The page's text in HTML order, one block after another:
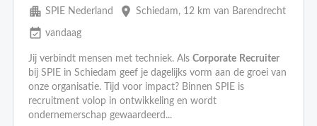
apartment SPIE Nederland place Schiedam, 12 km van Barendrecht
event_available vandaag
Jij verbindt mensen met techniek. Als Corporate Recruiter
bij SPIE in Schiedam geef je dagelijks vorm aan de groei van
onze organisatie. Tijd voor impact? Binnen SPIE is
recruitment volop in ontwikkeling en wordt
ondernemerschap gewaardeerd...